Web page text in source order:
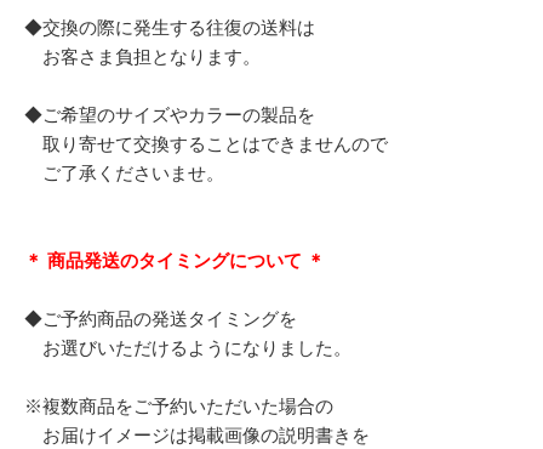
◆交換の際に発生する往復の送料は
お客さま負担となります。
◆ご希望のサイズやカラーの製品を
取り寄せて交換することはできませんので
ご了承くださいませ。
＊ 商品発送のタイミングについて ＊
◆ご予約商品の発送タイミングを
お選びいただけるようになりました。
※複数商品をご予約いただいた場合の
お届けイメージは掲載画像の説明書きを